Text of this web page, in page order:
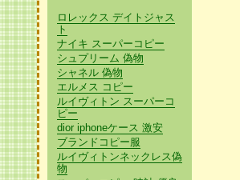
ロレックス デイトジャス
ト
ナイキ スーパーコピー
シュプリーム 偽物
シャネル 偽物
エルメス コピー
ルイヴィトン スーパーコ
ピー
dior iphoneケース 激安
ブランドコピー服
ルイヴィトンネックレス偽
物